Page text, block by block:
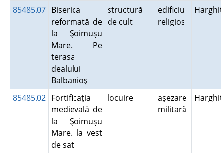
85485.07 Biserica
reformată de
la Şoimuşu
Mare. Pe
terasa
dealului
Balbanioş
structură
de cult
edificiu
religios
85485.02 Fortificaţia
medievală de
la Şoimuşu
Mare. la vest
de sat
locuire
aşezare
militară